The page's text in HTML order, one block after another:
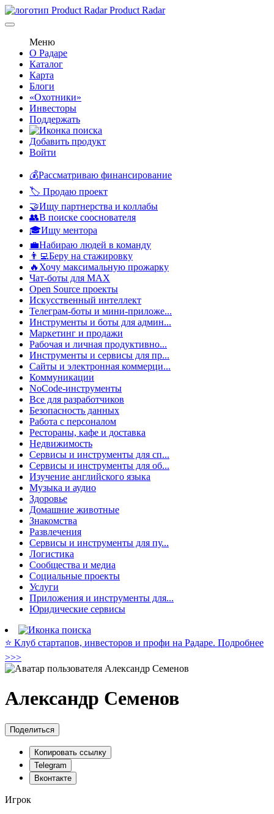
Product Radar
Меню
О Радаре
Каталог
Карта
Блоги
«Охотники»
Инвесторы
Поддержать
Добавить продукт
Войти
💰Рассматриваю финансирование
🏷️ Продаю проект
🤝Ищу партнерства и коллабы
👥В поиске сооснователя
🎓Ищу ментора
💼Набираю людей в команду
👨‍💻Беру на стажировку
🔥Хочу максимальную прожарку
Чат-боты для MAX
Open Source проекты
Искусственный интеллект
Телеграм-боты и мини-приложе...
Инструменты и боты для админ...
Маркетинг и продажи
Рабочая и личная продуктивно...
Инструменты и сервисы для пр...
Сайты и электронная коммерци...
Коммуникации
NoCode-инструменты
Все для разработчиков
Безопасность данных
Работа с персоналом
Рестораны, кафе и доставка
Недвижимость
Сервисы и инструменты для сп...
Сервисы и инструменты для об...
Изучение английского языка
Музыка и аудио
Здоровье
Домашние животные
Знакомства
Развлечения
Сервисы и инструменты для пу...
Логистика
Сообщества и медиа
Социальные проекты
Услуги
Приложения и инструменты для...
Юридические сервисы
⭐️ Клуб стартапов, инвесторов и профи на Радаре. Подробнее
>>>
Александр Семенов
Поделиться
Копировать ссылку
Telegram
Вконтакте
Игрок